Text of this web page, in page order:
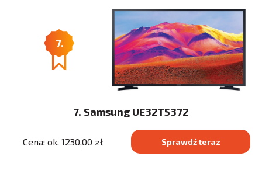
7.
7. Samsung UE32T5372
Cena: ok. 1230,00 zł Sprawdź teraz